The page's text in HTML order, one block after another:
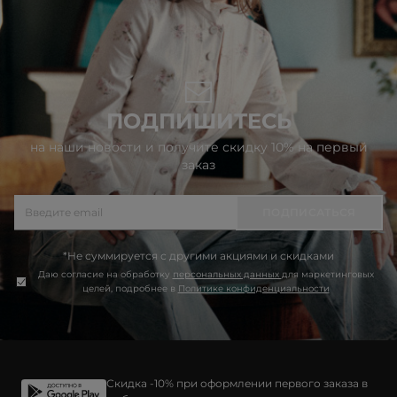
ПОДПИШИТЕСЬ
на наши новости и получите скидку 10% на первый
заказ
*Не суммируется с другими акциями и скидками
Даю согласие на обработку персональных данных для маркетинговых
целей, подробнее в Политике конфиденциальности
Скидка -10% при оформлении первого заказа в